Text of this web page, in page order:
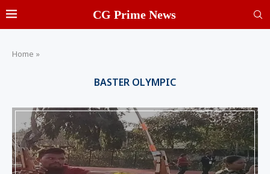
CG Prime News
Home »
BASTER OLYMPIC